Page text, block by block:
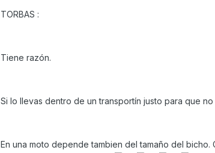
TORBAS :
Tiene razón.
Si lo llevas dentro de un transportín justo para que
En una moto depende tambien del tamaño del bicho.